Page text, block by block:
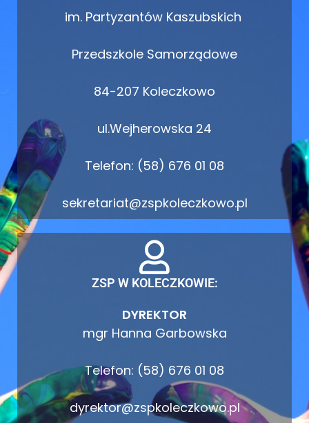
im. Partyzantów Kaszubskich
Przedszkole Samorządowe
84-207 Koleczkowo
ul.Wejherowska 24
Telefon: (58) 676 01 08
sekretariat@zspkoleczkowo.pl
ZSP W KOLECZKOWIE:
DYREKTOR
mgr Hanna Garbowska
Telefon: (58) 676 01 08
dyrektor@zspkoleczkowo.pl